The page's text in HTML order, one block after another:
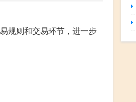
规则和交易环节，进一步